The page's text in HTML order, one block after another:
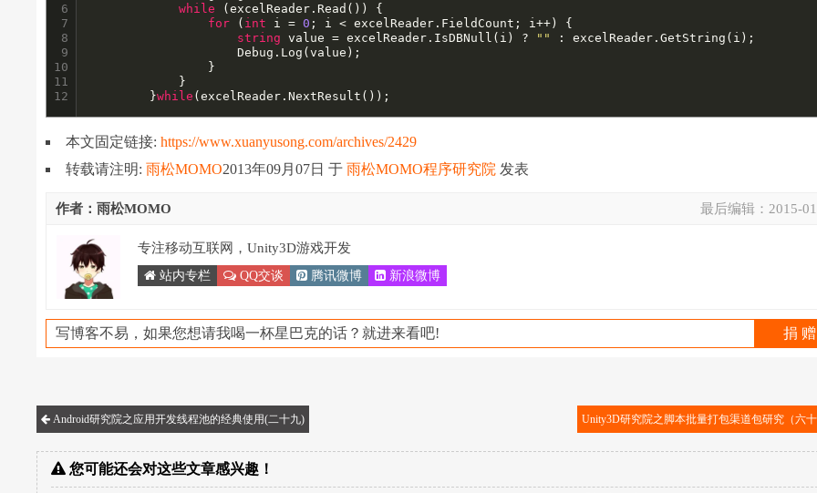
6
7
8
9
10
11
12
while (excelReader.Read()) {
for ( int i = 0 ; i < excelReader.FieldCount; i++) {
string value = excelReader.IsDBNull(i) ? ""
: excelReader.GetString(i);
					Debug.Log(value);
		}
while (excelReader.NextResult());
本文固定链接:https://www.xuanyusong.com/archives/2429
转载请注明:雨松MOMO2013年09月07日于雨松MOMO程序研究院 发表
最后编辑： 2015-
作者：雨松MOMO
专注移动互联网，Unity3D游戏开发
站内专栏 QQ交谈 腾讯微博 新浪微博
捐 赠
写博客不易，如果您想请我喝一杯星巴克的话？就进来看吧!
Android研究院之应用开发线程池的经典使用(二十九) Unity3D研究院之脚本批量打包渠道包研究（六
您可能还会对这些文章感兴趣！